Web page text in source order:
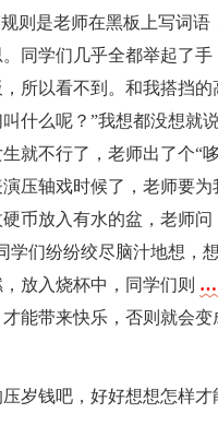
则是老师在黑板上写词
同学们几乎全都举起了
所以看不到。和我搭挡
什么呢？”我想都没想就
就不行了，老师出了个“
压轴戏时候了，老师要
币放入有水的盆，老师
学们纷纷绞尽脑汁地想，
放入烧杯中，同学们则
能带来快乐，否则就会
岁钱吧，好好想想怎样才